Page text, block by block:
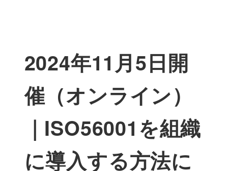
2024年11月5日開
催（オンライン）
｜ISO56001を組織
に導入する方法に